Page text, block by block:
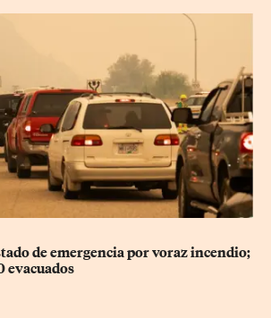
de emergencia por voraz incendio;
evacuados